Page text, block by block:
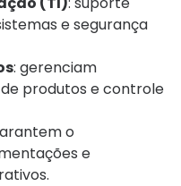
e segurança
: gerenciam
produtos e controle
o
e